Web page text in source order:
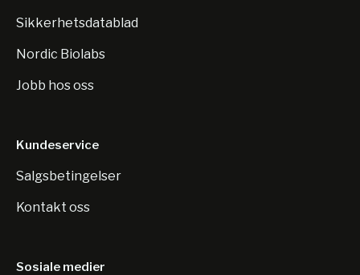
Sikkerhetsdatablad
Nordic Biolabs
Jobb hos oss
Kundeservice
Salgsbetingelser
Kontakt oss
Sosiale medier